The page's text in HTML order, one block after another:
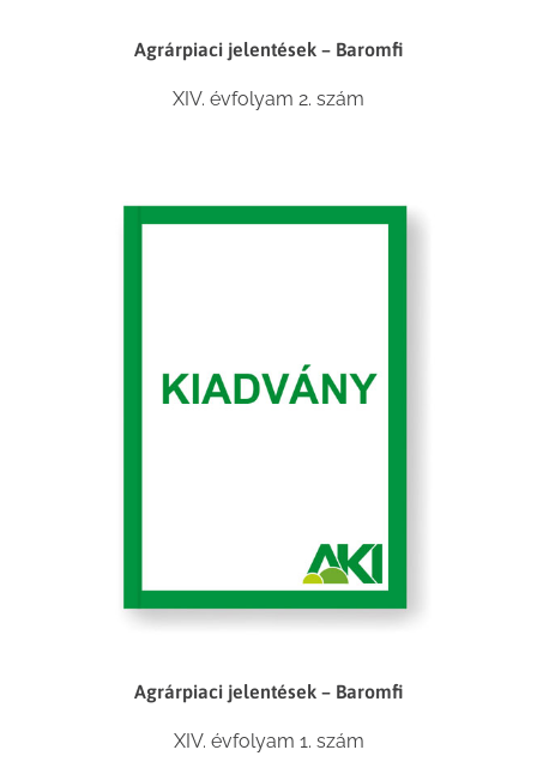
Agrárpiaci jelentések – Baromfi
XIV. évfolyam 2. szám
Agrárpiaci jelentések – Baromfi
XIV. évfolyam 1. szám